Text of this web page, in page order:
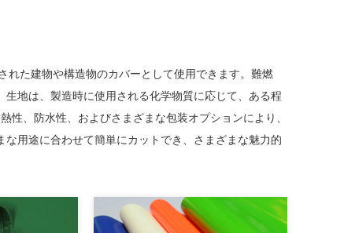
れた建物や構造物のカバーとして使用できます。難燃
地は、製造時に使用される化学物質に応じて、ある程
性、防水性、およびさまざまな包装オプションにより、
用途に合わせて簡単にカットでき、さまざまな魅力的